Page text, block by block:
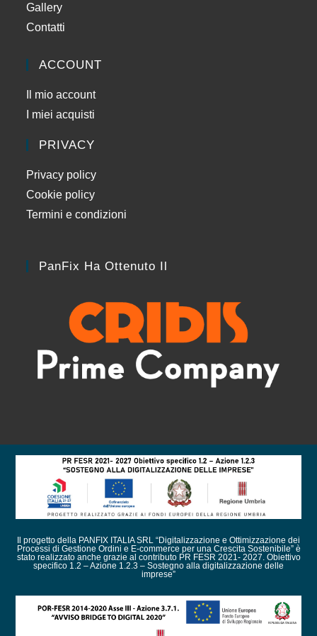
Gallery
Contatti
ACCOUNT
Il mio account
I miei acquisti
PRIVACY
Privacy policy
Cookie policy
Termini e condizioni
PanFix Ha Ottenuto Il
Il progetto della PANFIX ITALIA SRL “Digitalizzazione e Ottimizzazione dei
Processi di Gestione Ordini e E-commerce per una Crescita Sostenibile” è
stato realizzato anche grazie al contributo PR FESR 2021- 2027. Obiettivo
specifico 1.2 – Azione 1.2.3 – Sostegno alla digitalizzazione delle
imprese”